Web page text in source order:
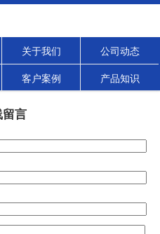
关于我们 公司动态
客户案例 产品知识
留言